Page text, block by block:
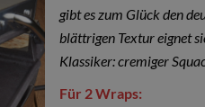
gibt es zum Glück den
blättrigen Textur eignet
Klassiker: cremiger
Für 2 Wraps: